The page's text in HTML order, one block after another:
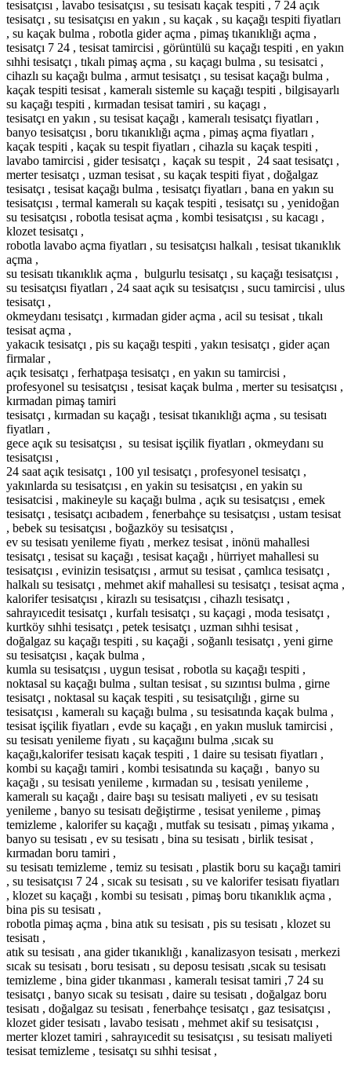
tesisatçısı , lavabo tesisatçısı , su tesisatı kaçak tespiti , 7 24 açık
tesisatçı , su tesisatçısı en yakın , su kaçak , su kaçağı tespiti fiyatları
, su kaçak bulma , robotla gider açma , pimaş tıkanıklığı açma ,
tesisatçı 7 24 , tesisat tamircisi , görüntülü su kaçağı tespiti , en yakın
sıhhi tesisatçı , tıkalı pimaş açma , su kaçagı bulma , su tesisatci ,
cihazlı su kaçağı bulma , armut tesisatçı , su tesisat kaçağı bulma ,
kaçak tespiti tesisat , kameralı sistemle su kaçağı tespiti , bilgisayarlı
su kaçağı tespiti , kırmadan tesisat tamiri , su kaçagı ,
tesisatçı en yakın , su tesisat kaçağı , kameralı tesisatçı fiyatları ,
banyo tesisatçısı , boru tıkanıklığı açma , pimaş açma fiyatları ,
kaçak tespiti , kaçak su tespit fiyatları , cihazla su kaçak tespiti ,
lavabo tamircisi , gider tesisatçı , kaçak su tespit , 24 saat tesisatçı ,
merter tesisatçı , uzman tesisat , su kaçak tespiti fiyat , doğalgaz
tesisatçı , tesisat kaçağı bulma , tesisatçı fiyatları , bana en yakın su
tesisatçısı , termal kameralı su kaçak tespiti , tesisatçı su , yenidoğan
su tesisatçısı , robotla tesisat açma , kombi tesisatçısı , su kacagı ,
klozet tesisatçı ,
robotla lavabo açma fiyatları , su tesisatçısı halkalı , tesisat tıkanıklık
açma ,
su tesisatı tıkanıklık açma , bulgurlu tesisatçı , su kaçağı tesisatçısı ,
su tesisatçısı fiyatları , 24 saat açık su tesisatçısı , sucu tamircisi , ulus
tesisatçı ,
okmeydanı tesisatçı , kırmadan gider açma , acil su tesisat , tıkalı
tesisat açma ,
yakacık tesisatçı , pis su kaçağı tespiti , yakın tesisatçı , gider açan
firmalar ,
açık tesisatçı , ferhatpaşa tesisatçı , en yakın su tamircisi ,
profesyonel su tesisatçısı , tesisat kaçak bulma , merter su tesisatçısı ,
kırmadan pimaş tamiri
tesisatçı , kırmadan su kaçağı , tesisat tıkanıklığı açma , su tesisatı
fiyatları ,
gece açık su tesisatçısı , su tesisat işçilik fiyatları , okmeydanı su
tesisatçısı ,
24 saat açık tesisatçı , 100 yıl tesisatçı , profesyonel tesisatçı ,
yakınlarda su tesisatçısı , en yakin su tesisatçısı , en yakin su
tesisatcisi , makineyle su kaçağı bulma , açık su tesisatçısı , emek
tesisatçı , tesisatçı acıbadem , fenerbahçe su tesisatçısı , ustam tesisat
, bebek su tesisatçısı , boğazköy su tesisatçısı ,
ev su tesisatı yenileme fiyatı , merkez tesisat , inönü mahallesi
tesisatçı , tesisat su kaçağı , tesisat kaçağı , hürriyet mahallesi su
tesisatçısı , evinizin tesisatçısı , armut su tesisat , çamlıca tesisatçı ,
halkalı su tesisatçı , mehmet akif mahallesi su tesisatçı , tesisat açma ,
kalorifer tesisatçısı , kirazlı su tesisatçısı , cihazlı tesisatçı ,
sahrayıcedit tesisatçı , kurfalı tesisatçı , su kaçagi , moda tesisatçı ,
kurtköy sıhhi tesisatçı , petek tesisatçı , uzman sıhhi tesisat ,
doğalgaz su kaçağı tespiti , su kaçaği , soğanlı tesisatçı , yeni girne
su tesisatçısı , kaçak bulma ,
kumla su tesisatçısı , uygun tesisat , robotla su kaçağı tespiti ,
noktasal su kaçağı bulma , sultan tesisat , su sızıntısı bulma , girne
tesisatçı , noktasal su kaçak tespiti , su tesisatçılığı , girne su
tesisatçısı , kameralı su kaçağı bulma , su tesisatında kaçak bulma ,
tesisat işçilik fiyatları , evde su kaçağı , en yakın musluk tamircisi ,
su tesisatı yenileme fiyatı , su kaçağını bulma ,sıcak su
kaçağı,kalorifer tesisatı kaçak tespiti , 1 daire su tesisatı fiyatları ,
kombi su kaçağı tamiri , kombi tesisatında su kaçağı , banyo su
kaçağı , su tesisatı yenileme , kırmadan su , tesisatı yenileme ,
kameralı su kaçağı , daire başı su tesisatı maliyeti , ev su tesisatı
yenileme , banyo su tesisatı değiştirme , tesisat yenileme , pimaş
temizleme , kalorifer su kaçağı , mutfak su tesisatı , pimaş yıkama ,
banyo su tesisatı , ev su tesisatı , bina su tesisatı , birlik tesisat ,
kırmadan boru tamiri ,
su tesisatı temizleme , temiz su tesisatı , plastik boru su kaçağı tamiri
, su tesisatçısı 7 24 , sıcak su tesisatı , su ve kalorifer tesisatı fiyatları
, klozet su kaçağı , kombi su tesisatı , pimaş boru tıkanıklık açma ,
bina pis su tesisatı ,
robotla pimaş açma , bina atık su tesisatı , pis su tesisatı , klozet su
tesisatı ,
atık su tesisatı , ana gider tıkanıklığı , kanalizasyon tesisatı , merkezi
sıcak su tesisatı , boru tesisatı , su deposu tesisatı ,sıcak su tesisatı
temizleme , bina gider tıkanması , kameralı tesisat tamiri ,7 24 su
tesisatçı , banyo sıcak su tesisatı , daire su tesisatı , doğalgaz boru
tesisatı , doğalgaz su tesisatı , fenerbahçe tesisatçı , gaz tesisatçısı ,
klozet gider tesisatı , lavabo tesisatı , mehmet akif su tesisatçısı ,
merter klozet tamiri , sahrayıcedit su tesisatçısı , su tesisatı maliyeti
tesisat temizleme , tesisatçı su sıhhi tesisat ,